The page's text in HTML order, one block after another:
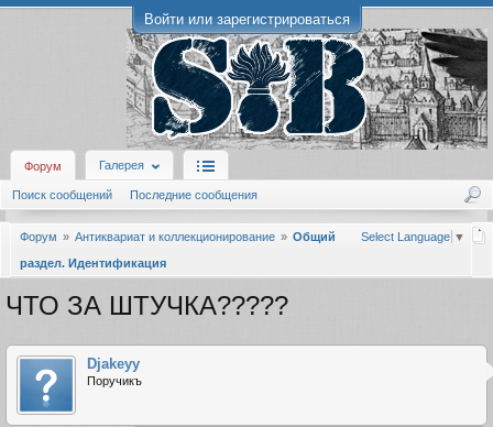
Войти или зарегистрироваться
Форум Галерея
Поиск сообщений Последние сообщения
Select Language ▼
Форум Антиквариат и коллекционирование
Общий
раздел. Идентификация
ЧТО ЗА ШТУЧКА?????
Djakeyy
Поручикъ